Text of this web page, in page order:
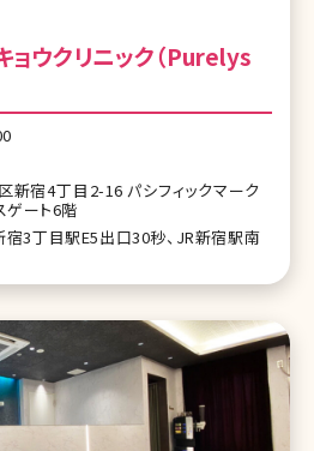
新宿4丁目2-16 パシフィックマーク
ゲート6階
宿3丁目駅E5出口30秒、JR新宿駅南